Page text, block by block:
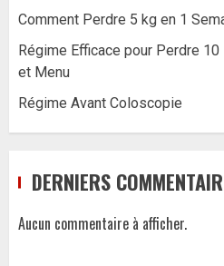
Comment Perdre 5 kg en 1
Régime Efficace pour Perdre
et Menu
Régime Avant Coloscopie
DERNIERS
Aucun commentaire à afficher.